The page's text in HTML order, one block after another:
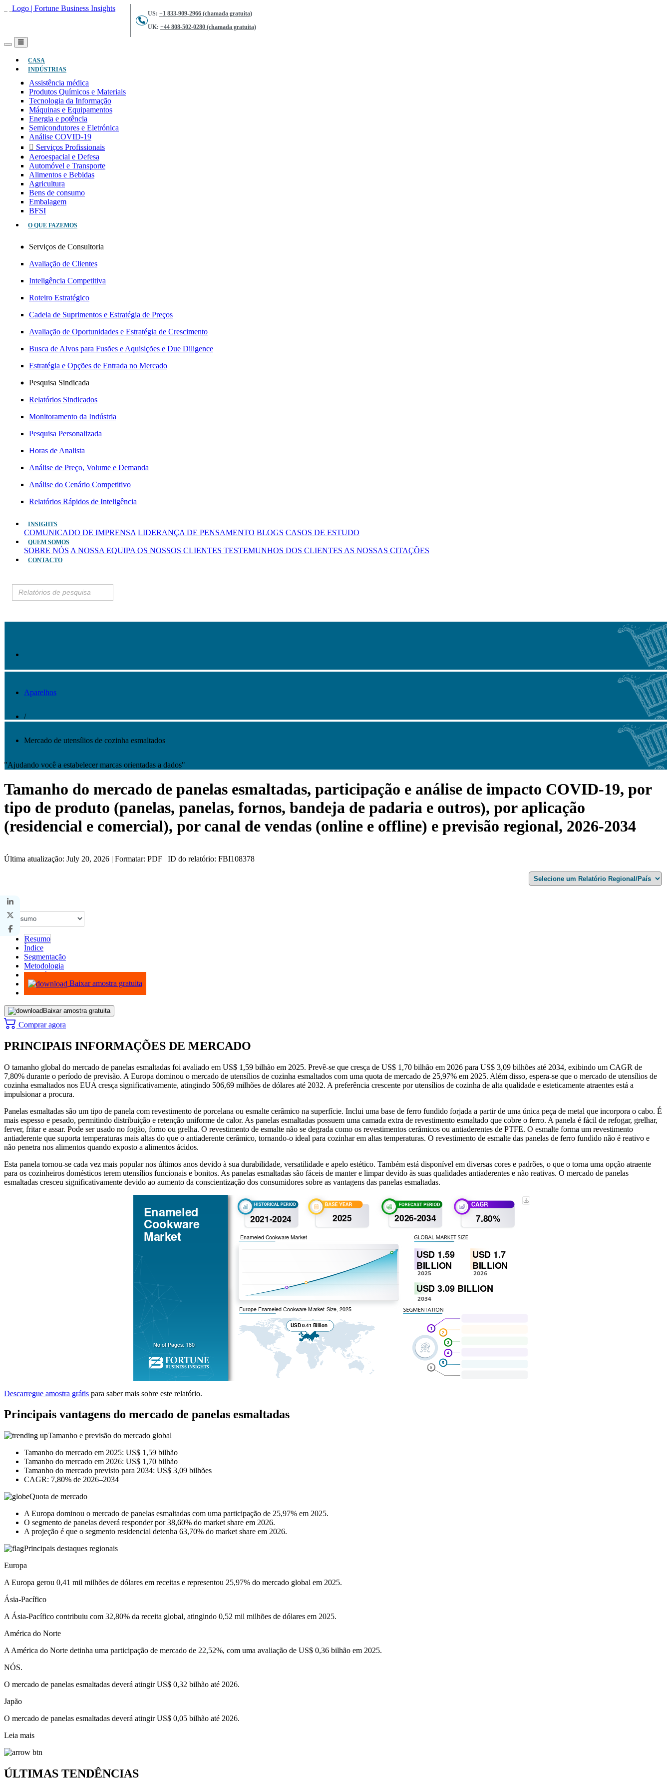
US: +1 833-909-2966 (chamada gratuita)
UK: +44 808-502-0280 (chamada gratuita)
CASA
INDÚSTRIAS
Assistência médica
Produtos Químicos e Materiais
Tecnologia da Informação
Máquinas e Equipamentos
Energia e potência
Semicondutores e Eletrónica
Análise COVID-19
Serviços Profissionais
Aeroespacial e Defesa
Automóvel e Transporte
Alimentos e Bebidas
Agricultura
Bens de consumo
Embalagem
BFSI
O QUE FAZEMOS
Serviços de Consultoria
Avaliação de Clientes
Inteligência Competitiva
Roteiro Estratégico
Cadeia de Suprimentos e Estratégia de Preços
Avaliação de Oportunidades e Estratégia de Crescimento
Busca de Alvos para Fusões e Aquisições e Due Diligence
Estratégia e Opções de Entrada no Mercado
Pesquisa Sindicada
Relatórios Sindicados
Monitoramento da Indústria
Pesquisa Personalizada
Horas de Analista
Análise de Preço, Volume e Demanda
Análise do Cenário Competitivo
Relatórios Rápidos de Inteligência
INSIGHTS
COMUNICADO DE IMPRENSA LIDERANÇA DE PENSAMENTO BLOGS CASOS DE ESTUDO
QUEM SOMOS
SOBRE NÓS A NOSSA EQUIPA OS NOSSOS CLIENTES TESTEMUNHOS DOS CLIENTES AS NOSSAS CITAÇÕES
CONTACTO
Aparelhos
/
Mercado de utensílios de cozinha esmaltados
"Ajudando você a estabelecer marcas orientadas a dados"
Tamanho do mercado de panelas esmaltadas, participação e análise de impacto COVID-19, por
tipo de produto (panelas, panelas, fornos, bandeja de padaria e outros), por aplicação
(residencial e comercial), por canal de vendas (online e offline) e previsão regional, 2026-2034
Última atualização: July 20, 2026 | Formatar: PDF | ID do relatório: FBI108378
Resumo
Índice
Segmentação
Metodologia
Infográficos
Baixar amostra gratuita
Baixar amostra gratuita
Comprar agora
PRINCIPAIS INFORMAÇÕES DE MERCADO
O tamanho global do mercado de panelas esmaltadas foi avaliado em US$ 1,59 bilhão em 2025. Prevê-se que cresça de US$ 1,70 bilhão em 2026 para US$ 3,09 bilhões até 2034, exibindo um CAGR de
7,80% durante o período de previsão. A Europa dominou o mercado de utensílios de cozinha esmaltados com uma quota de mercado de 25,97% em 2025. Além disso, espera-se que o mercado de utensílios de
cozinha esmaltados nos EUA cresça significativamente, atingindo 506,69 milhões de dólares até 2032. A preferência crescente por utensílios de cozinha de alta qualidade e esteticamente atraentes está a
impulsionar a procura.
Panelas esmaltadas são um tipo de panela com revestimento de porcelana ou esmalte cerâmico na superfície. Inclui uma base de ferro fundido forjada a partir de uma única peça de metal que incorpora o cabo. É
mais espesso e pesado, permitindo distribuição e retenção uniforme de calor. As panelas esmaltadas possuem uma camada extra de revestimento esmaltado que cobre o ferro. A panela é fácil de refogar, grelhar,
ferver, fritar e assar. Pode ser usado no fogão, forno ou grelha. O revestimento de esmalte não se degrada como os revestimentos cerâmicos ou antiaderentes de PTFE. O esmalte forma um revestimento
antiaderente que suporta temperaturas mais altas do que o antiaderente cerâmico, tornando-o ideal para cozinhar em altas temperaturas. O revestimento de esmalte das panelas de ferro fundido não é reativo e
não penetra nos alimentos quando exposto a alimentos ácidos.
Esta panela tornou-se cada vez mais popular nos últimos anos devido à sua durabilidade, versatilidade e apelo estético. Também está disponível em diversas cores e padrões, o que o torna uma opção atraente
para os cozinheiros domésticos terem utensílios funcionais e bonitos. As panelas esmaltadas são fáceis de manter e limpar devido às suas qualidades antiaderentes e não reativas. O mercado de panelas
esmaltadas cresceu significativamente devido ao aumento da conscientização dos consumidores sobre as vantagens das panelas esmaltadas.
Descarregue amostra grátis para saber mais sobre este relatório.
Principais vantagens do mercado de panelas esmaltadas
Tamanho e previsão do mercado global
Tamanho do mercado em 2025: US$ 1,59 bilhão
Tamanho do mercado em 2026: US$ 1,70 bilhão
Tamanho do mercado previsto para 2034: US$ 3,09 bilhões
CAGR: 7,80% de 2026–2034
Quota de mercado
A Europa dominou o mercado de panelas esmaltadas com uma participação de 25,97% em 2025.
O segmento de panelas deverá responder por 38,60% do market share em 2026.
A projeção é que o segmento residencial detenha 63,70% do market share em 2026.
Principais destaques regionais
Europa
A Europa gerou 0,41 mil milhões de dólares em receitas e representou 25,97% do mercado global em 2025.
Ásia-Pacífico
A Ásia-Pacífico contribuiu com 32,80% da receita global, atingindo 0,52 mil milhões de dólares em 2025.
América do Norte
A América do Norte detinha uma participação de mercado de 22,52%, com uma avaliação de US$ 0,36 bilhão em 2025.
NÓS.
O mercado de panelas esmaltadas deverá atingir US$ 0,32 bilhão até 2026.
Japão
O mercado de panelas esmaltadas deverá atingir US$ 0,05 bilhão até 2026.
Leia mais
ÚLTIMAS TENDÊNCIAS